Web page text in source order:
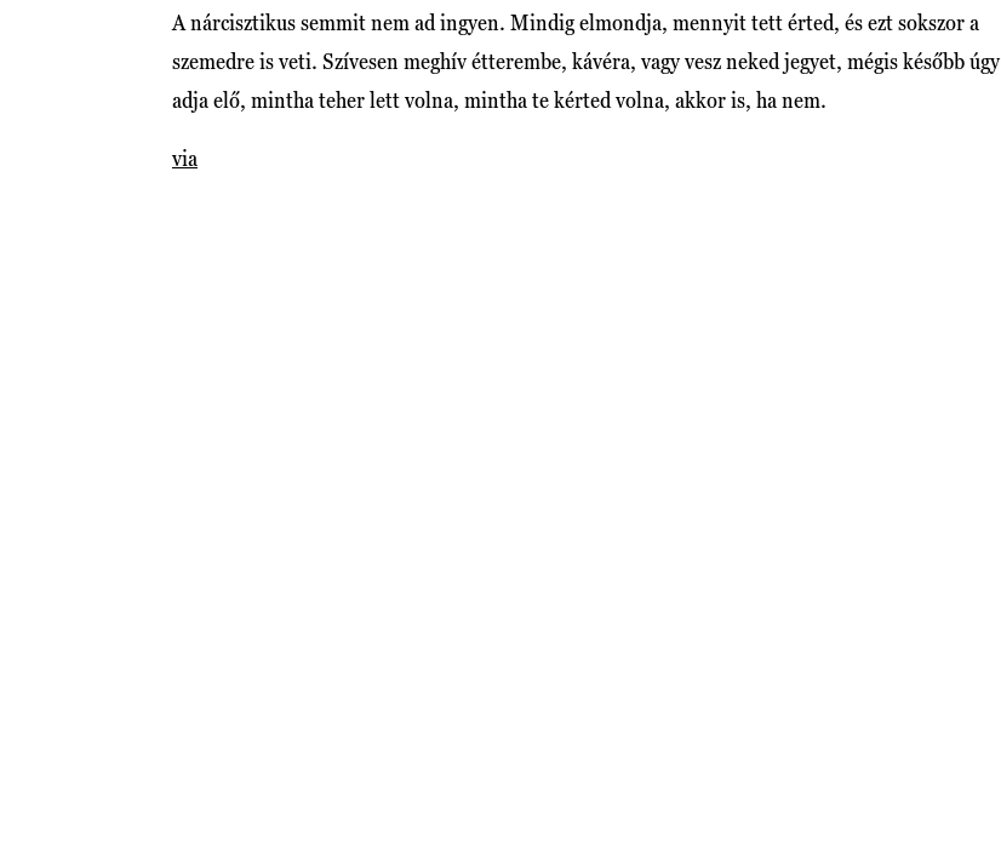
A nárcisztikus semmit nem ad ingyen. Mindig elmondja, mennyit tett érted, és ezt sokszor a
szemedre is veti. Szívesen meghív étterembe, kávéra, vagy vesz neked jegyet, mégis később úgy
adja elő, mintha teher lett volna, mintha te kérted volna, akkor is, ha nem.
via